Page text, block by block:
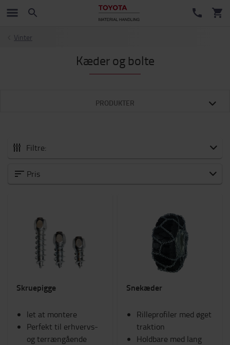
Vinter
Kæder og bolte
PRODUKTER
Filtre:
Alle Tilbehør
Batteri og elektronik
Vinter
Lygter
Sikkerhed
Fanshop
Sæder
Arbejdstøj
Gafler og gaffelforlængere
Tilbehør til gaffeltruck
Pris
Skruepigge
let at montere
Perfekt til erhvervs-
og terrængående
Snekæder
Rilleprofiler med øget
traktion
Holdbare med lang